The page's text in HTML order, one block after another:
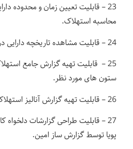
23 – قابلیت تعیین زمان و محدوده
محاسبه استهلاک.
24 – قابلیت مشاهده تاریخچه دارایی در یک جدول.
25 – قابلیت تهیه گزارش جامع
ستون های مورد نظر.
26 – قابلیت تهیه گزارش آنالیز استهلاک به صورت ماتریسی.
27 – قابلیت طراحی گزارشات دلخواه
پویا توسط گزارش ساز امین.